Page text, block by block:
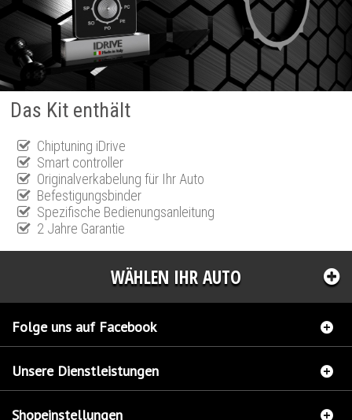
Das Kit enthält
Chiptuning iDrive
Smart controller
Originalverkabelung für Ihr Auto
Befestigungsbinder
Spezifische Bedienungsanleitung
2 Jahre Garantie
WÄHLEN IHR AUTO
Folge uns auf Facebook
Unsere Dienstleistungen
Shopeinstellungen